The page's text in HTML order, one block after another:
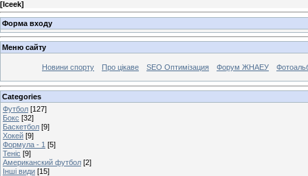
[Iceek]
Форма входу
Меню сайту
Новини спорту Про цікаве SEO Оптимізация Форум ЖНАЕУ
Categories
Футбол [127]
Бокс [32]
Баскетбол [9]
Хокей [9]
Формула - 1 [5]
Теніс [9]
Американский футбол [2]
Інші види [15]